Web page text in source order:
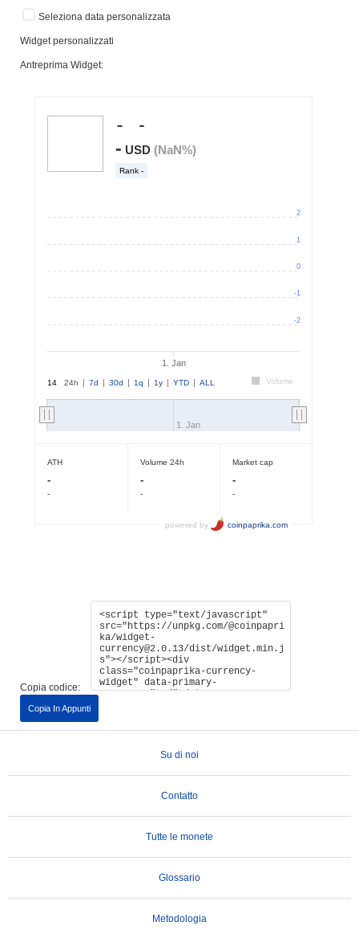
Seleziona data personalizzata
Widget personalizzati
Antreprima Widget:
Copia codice:
Copia In Appunti
Su di noi
Contatto
Tutte le monete
Glossario
Metodologia